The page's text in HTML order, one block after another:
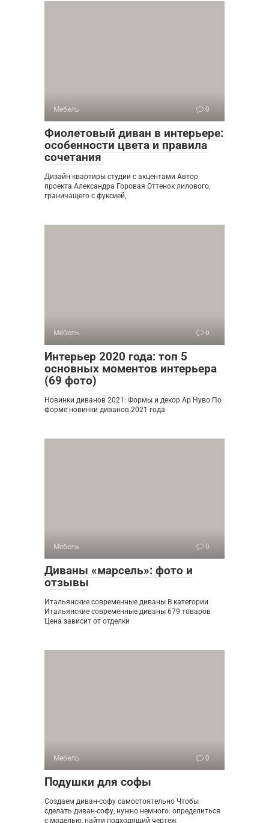
Мебель 0
Фиолетовый диван в интерьере:
особенности цвета и правила
сочетания
Дизайн квартиры студии с акцентами Автор
проекта Александра Горовая Оттенок лилового,
граничащего с фуксией,
Мебель 0
Интерьер 2020 года: топ 5
основных моментов интерьера
(69 фото)
Новинки диванов 2021: Формы и декор Ар Нуво По
форме новинки диванов 2021 года
Мебель 0
Диваны «марсель»: фото и
отзывы
Итальянские современные диваны В категории
Итальянские современные диваны 679 товаров
Цена зависит от отделки
Мебель 0
Подушки для софы
Создаем диван-софу самостоятельно Чтобы
сделать диван-софу, нужно немного: определиться
с моделью, найти подходящий чертеж